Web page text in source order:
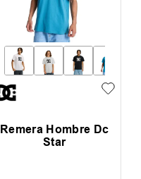
Remera Hombre Dc
Star